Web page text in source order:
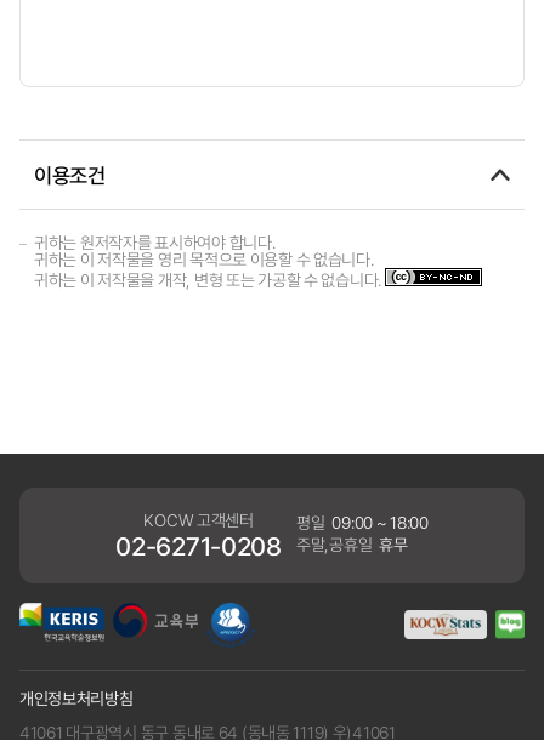
이용조건
귀하는 원저작자를 표시하여야 합니다.
귀하는 이 저작물을 영리 목적으로 이용할 수 없습니다.
귀하는 이 저작물을 개작, 변형 또는 가공할 수 없습니다.
KOCW 고객센터
02-6271-0208
평일 09:00 ~ 18:00
주말,공휴일 휴무
개인정보처리방침
41061 대구광역시 동구 동내로 64 (동내동 1119) 우)41061